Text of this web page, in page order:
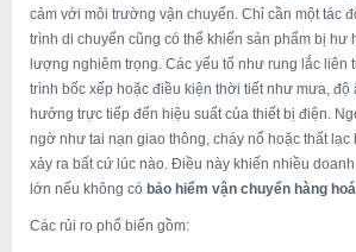
cảm với môi trường vận chuyển. Chỉ cần một tác
trình di chuyển cũng có thể khiến sản phẩm bị hư
lượng nghiêm trọng. Các yếu tố như rung lắc liên
trình bốc xếp hoặc điều kiện thời tiết như mưa, độ
hưởng trực tiếp đến hiệu suất của thiết bị điện.
ngờ như tai nạn giao thông, cháy nổ hoặc thất lạc
xảy ra bất cứ lúc nào. Điều này khiến nhiều
lớn nếu không có bảo hiểm vận chuyển hàng hoá
Các rủi ro phổ biến gồm: